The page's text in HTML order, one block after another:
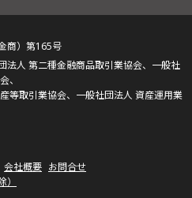
商）第165号
法人 第二種金融商品取引業協会、一般社
、
等取引業協会、一般社団法人 資産運用業
会社概要 お問合せ